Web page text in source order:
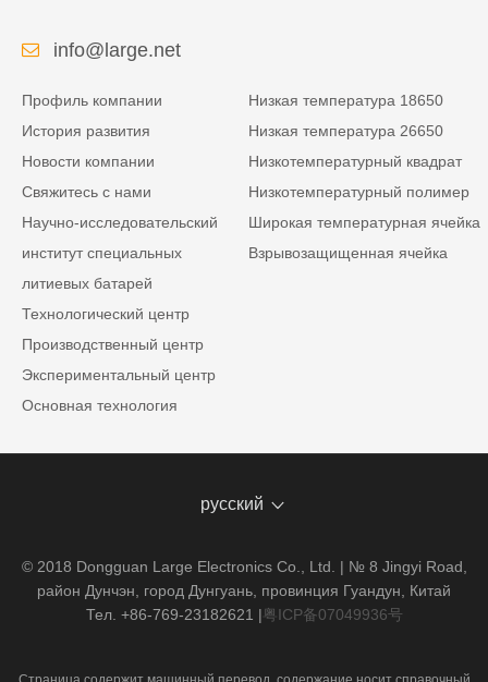
info@large.net
Профиль компании
История развития
Новости компании
Свяжитесь с нами
Научно-исследовательский
институт специальных
литиевых батарей
Технологический центр
Производственный центр
Экспериментальный центр
Основная технология
Низкая температура 18650
Низкая температура 26650
Низкотемпературный квадрат
Низкотемпературный полимер
Широкая температурная ячейка
Взрывозащищенная ячейка
русский
© 2018 Dongguan Large Electronics Co., Ltd. | № 8 Jingyi Road,
район Дунчэн, город Дунгуань, провинция Гуандун, Китай
Тел. +86-769-23182621 |粤ICP备07049936号